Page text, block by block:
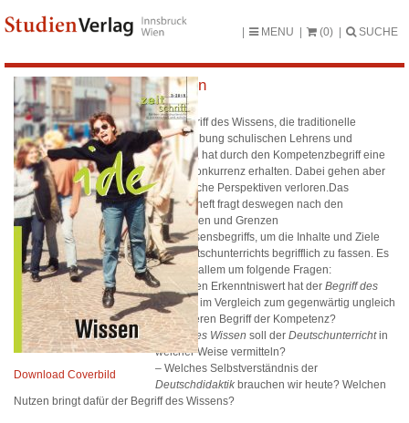
MENU (0) SUCHE
Download Coverbild
Wissen
Der Begriff des Wissens, die traditionelle
Beschreibung schulischen Lehrens und
Lernens, hat durch den Kompetenzbegriff eine
starke Konkurrenz erhalten. Dabei gehen aber
wesentliche Perspektiven verloren.Das
Themenheft fragt deswegen nach den
Leistungen und Grenzen
des Wissensbegriffs, um die Inhalte und Ziele
des Deutschunterrichts begrifflich zu fassen. Es
geht vor allem um folgende Fragen:
– Welchen Erkenntniswert hat der Begriff des
Wissens im Vergleich zum gegenwärtig ungleich
populäreren Begriff der Kompetenz?
–Welches Wissen soll der Deutschunterrichtin
welcher Weise vermitteln?
– Welches Selbstverständnis der
Deutschdidaktik brauchen wir heute? Welchen
Nutzen bringt dafür der Begriff des Wissens?